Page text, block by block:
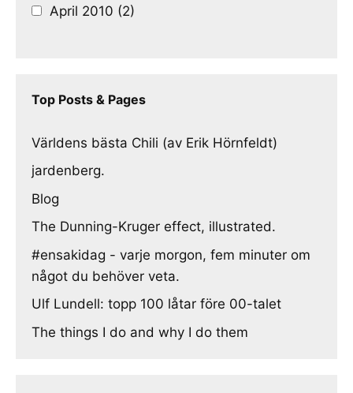
April 2010 (2)
Top Posts & Pages
Världens bästa Chili (av Erik Hörnfeldt)
jardenberg.
Blog
The Dunning-Kruger effect, illustrated.
#ensakidag - varje morgon, fem minuter om
något du behöver veta.
Ulf Lundell: topp 100 låtar före 00-talet
The things I do and why I do them